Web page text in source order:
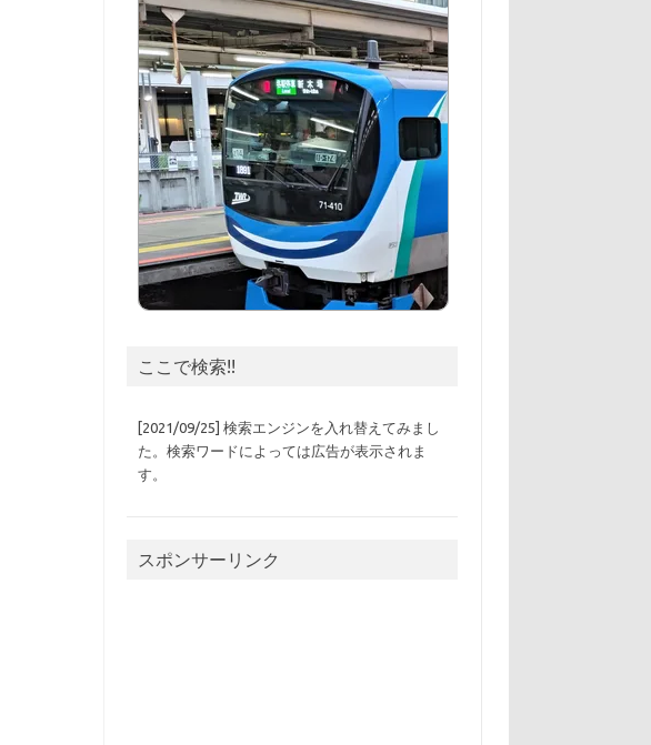
ここで検索!!
[2021/09/25] 検索エンジンを入れ替えてみまし
た。検索ワードによっては広告が表示されま
す。
スポンサーリンク